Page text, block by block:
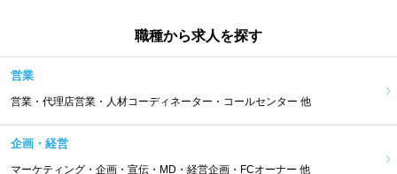
職種から求人を探す
営業
営業・代理店営業・人材コーディネーター・コールセンター 他
企画・経営
マーケティング・企画・宣伝・MD・経営企画・FCオーナー 他